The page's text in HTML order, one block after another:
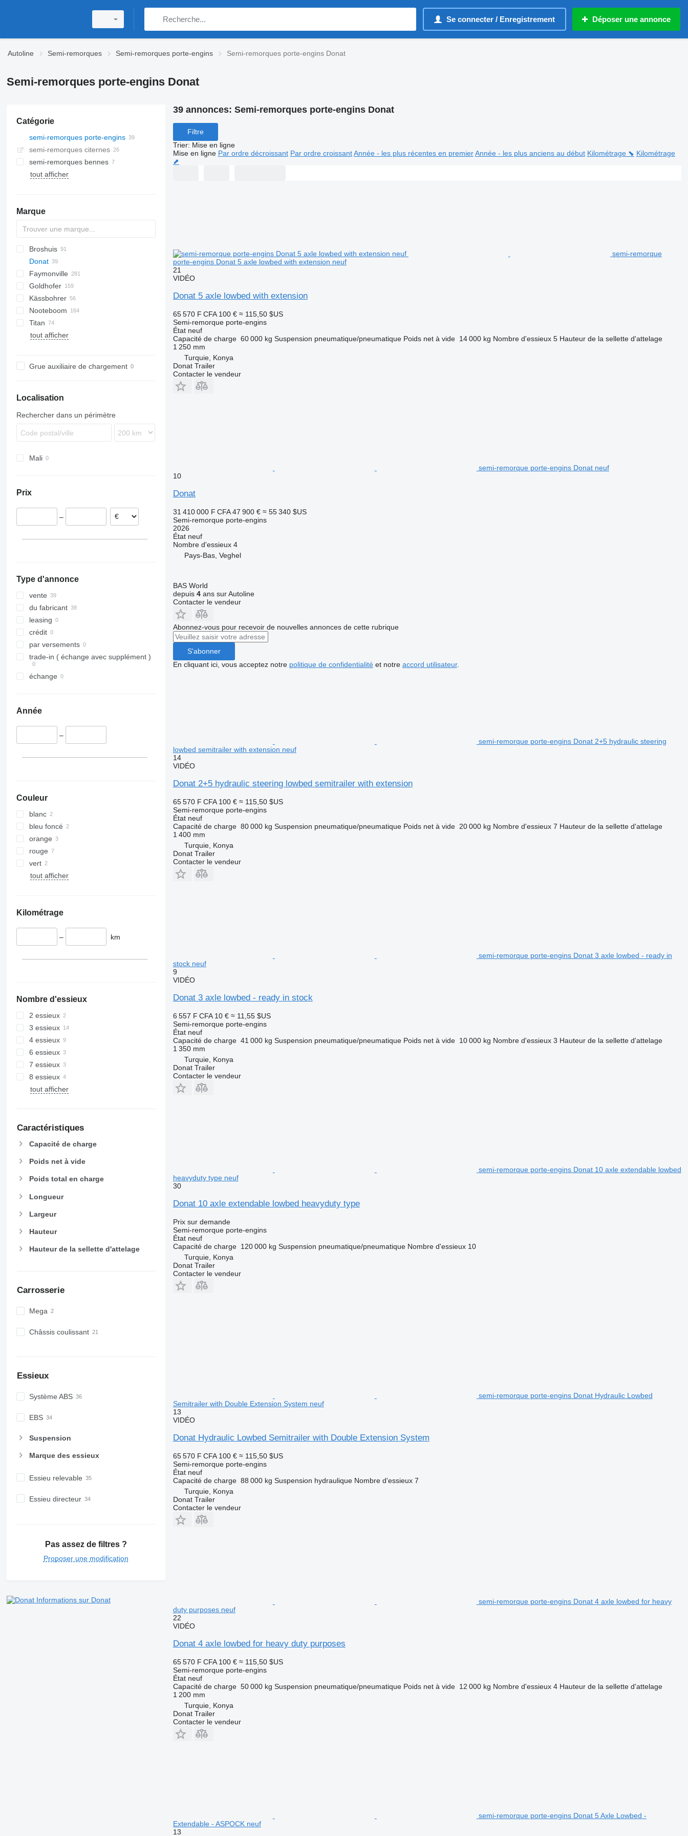
Se connecter / Enregistrement Déposer une annonce
Autoline Semi-remorques Semi-remorques porte-engins Semi-remorques porte-engins Donat
Semi-remorques porte-engins Donat
Catégorie
semi-remorques porte-engins
semi-remorques citernes
semi-remorques bennes
tout afficher
Marque
S44315CHC
PS
SFCL
S-series
KIS
NN
Broshuis
2 series
3 series
4 series
5 series
6 series
E series
BPDO
SG
P-series
Donat
19
37
Faymonville
MAX
Multi
SPZ
STBZ
STN
DTS
SDS
SZS
Oplegger
Goldhofer
SPZ
STN
STPA
STZ
GLT3
NTG
STTM3N
SDS-H
99981
TO
S-series
D-series
S-series
GTS
SD
Kässbohrer
LB
SLA
O-3
MAX100
MAC
MPG
MTS
T-series
Nooteboom
EURO
MCO
SXD
NPL
C70
Kaiser
EuroCompact
STB
S-series
TCH
4.SOU
Titan
GL
SP
SBT
SZ
S 327
NJ
OZ
tout afficher
Grue auxiliaire de chargement
Localisation
Rechercher dans un périmètre
Mali
Prix
–
Type d'annonce
vente
du fabricant
leasing
crédit
par versements
trade-in ( échange avec supplément )
échange
Année
–
Couleur
blanc
bleu foncé
orange
rouge
vert
tout afficher
Kilométrage
– km
Nombre d'essieux
2 essieux
3 essieux
4 essieux
6 essieux
7 essieux
8 essieux
tout afficher
Caractéristiques
Capacité de charge
Poids net à vide
Poids total en charge
Longueur
Largeur
Hauteur
Hauteur de la sellette d'attelage
Carrosserie
Mega
Châssis coulissant
Essieux
Système ABS
EBS
Suspension
Marque des essieux
Essieu relevable
Essieu directeur
Pas assez de filtres ?
Proposer une modification
Informations sur Donat
39 annonces: Semi-remorques porte-engins Donat
Filtre
Trier: Mise en ligne
Mise en ligne Par ordre décroissant Par ordre croissant Année - les plus récentes en premier Année - les plus anciens au début Kilométrage ⬊ Kilométrage
⬈
semi-remorque
porte-engins Donat 5 axle lowbed with extension neuf
21
VIDÉO
Donat 5 axle lowbed with extension
65 570 F CFA 100 € ≈ 115,50 $US
Semi-remorque porte-engins
Étatneuf
Capacité de charge 60 000 kg Suspension pneumatique/pneumatique Poids net à vide 14 000 kg Nombre d'essieux 5 Hauteur de la sellette d'attelage
1 250 mm
Turquie, Konya
Donat Trailer
Contacter le vendeur
semi-remorque porte-engins Donat neuf
10
Donat
31 410 000 F CFA 47 900 € ≈ 55 340 $US
Semi-remorque porte-engins
2026
Étatneuf
Nombre d'essieux 4
Pays-Bas, Veghel
BAS World
depuis 4ans sur Autoline
Contacter le vendeur
Abonnez-vous pour recevoir de nouvelles annonces de cette rubrique
S'abonner
En cliquant ici, vous acceptez notre politique de confidentialitéet notre accord utilisateur.
semi-remorque porte-engins Donat 2+5 hydraulic steering
lowbed semitrailer with extension neuf
14
VIDÉO
Donat 2+5 hydraulic steering lowbed semitrailer with extension
65 570 F CFA 100 € ≈ 115,50 $US
Semi-remorque porte-engins
Étatneuf
Capacité de charge 80 000 kg Suspension pneumatique/pneumatique Poids net à vide 20 000 kg Nombre d'essieux 7 Hauteur de la sellette d'attelage
1 400 mm
Turquie, Konya
Donat Trailer
Contacter le vendeur
semi-remorque porte-engins Donat 3 axle lowbed - ready in
stock neuf
9
VIDÉO
Donat 3 axle lowbed - ready in stock
6 557 F CFA 10 € ≈ 11,55 $US
Semi-remorque porte-engins
Étatneuf
Capacité de charge 41 000 kg Suspension pneumatique/pneumatique Poids net à vide 10 000 kg Nombre d'essieux 3 Hauteur de la sellette d'attelage
1 350 mm
Turquie, Konya
Donat Trailer
Contacter le vendeur
semi-remorque porte-engins Donat 10 axle extendable lowbed
heavyduty type neuf
30
Donat 10 axle extendable lowbed heavyduty type
Prix sur demande
Semi-remorque porte-engins
Étatneuf
Capacité de charge 120 000 kg Suspension pneumatique/pneumatique Nombre d'essieux 10
Turquie, Konya
Donat Trailer
Contacter le vendeur
semi-remorque porte-engins Donat Hydraulic Lowbed
Semitrailer with Double Extension System neuf
13
VIDÉO
Donat Hydraulic Lowbed Semitrailer with Double Extension System
65 570 F CFA 100 € ≈ 115,50 $US
Semi-remorque porte-engins
Étatneuf
Capacité de charge 88 000 kg Suspension hydraulique Nombre d'essieux 7
Turquie, Konya
Donat Trailer
Contacter le vendeur
semi-remorque porte-engins Donat 4 axle lowbed for heavy
duty purposes neuf
22
VIDÉO
Donat 4 axle lowbed for heavy duty purposes
65 570 F CFA 100 € ≈ 115,50 $US
Semi-remorque porte-engins
Étatneuf
Capacité de charge 50 000 kg Suspension pneumatique/pneumatique Poids net à vide 12 000 kg Nombre d'essieux 4 Hauteur de la sellette d'attelage
1 200 mm
Turquie, Konya
Donat Trailer
Contacter le vendeur
semi-remorque porte-engins Donat 5 Axle Lowbed -
Extendable - ASPOCK neuf
13